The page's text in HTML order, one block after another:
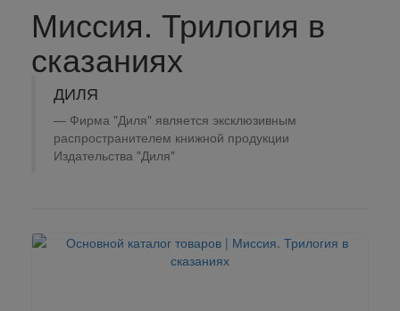
Миссия. Трилогия в
сказаниях
ДИЛЯ
Фирма "Диля" является эксклюзивным
распространителем книжной продукции
Издательства "Диля"